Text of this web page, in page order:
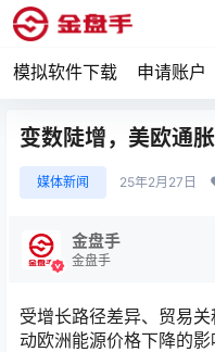
模拟软件下载 申请账户
变数陡增，美欧通
媒体新闻 25年2月27日
金盘手
金盘手
受增长路径差异、贸易
动欧洲能源价格下降的